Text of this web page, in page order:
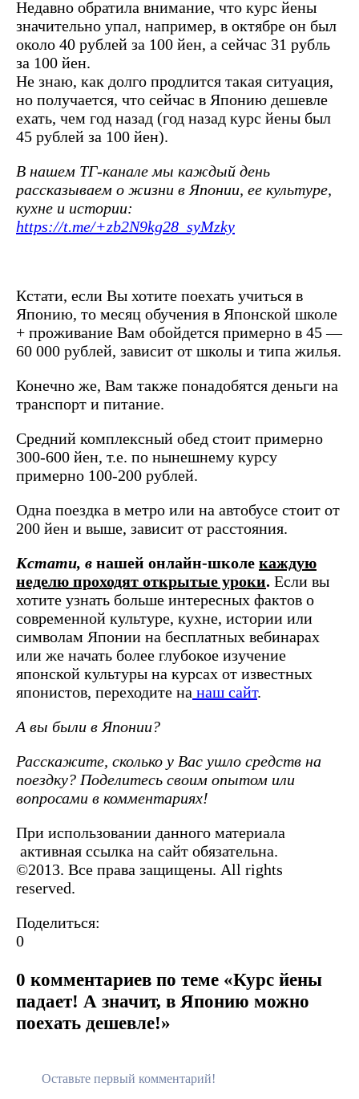
Недавно обратила внимание, что курс йены
значительно упал, например, в октябре он был
около 40 рублей за 100 йен, а сейчас 31 рубль
за 100 йен.
Не знаю, как долго продлится такая ситуация,
но получается, что сейчас в Японию дешевле
ехать, чем год назад (год назад курс йены был
45 рублей за 100 йен).
В нашем ТГ-канале мы каждый день
рассказываем о жизни в Японии, ее культуре,
кухне и истории:
https://t.me/+zb2N9kg28_syMzky
Кстати, если Вы хотите поехать учиться в
Японию, то месяц обучения в Японской школе
+ проживание Вам обойдется примерно в 45 —
60 000 рублей, зависит от школы и типа жилья.
Конечно же, Вам также понадобятся деньги на
транспорт и питание.
Средний комплексный обед стоит примерно
300-600 йен, т.е. по нынешнему курсу
примерно 100-200 рублей.
Одна поездка в метро или на автобусе стоит от
200 йен и выше, зависит от расстояния.
Кстати, в нашей онлайн-школе каждую
неделю проходят открытые уроки. Если вы
хотите узнать больше интересных фактов о
современной культуре, кухне, истории или
символам Японии на бесплатных вебинарах
или же начать более глубокое изучение
японской культуры на курсах от известных
японистов, переходите на наш сайт.
А вы были в Японии?
Расскажите, сколько у Вас ушло средств на
поездку? Поделитесь своим опытом или
вопросами в комментариях!
При использовании данного материала
активная ссылка на сайт обязательна.
©2013. Все права защищены. All rights
reserved.
Поделиться:
0
0 комментариев по теме «Курс йены
падает! А значит, в Японию можно
поехать дешевле!»